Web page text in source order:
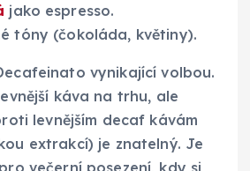
jako espresso.
tóny (čokoláda, květiny).
vynikající volbou.
káva na trhu, ale
levnějším decaf kávám
extrakcí) je znatelný. Je
večerní posezení, kdy si